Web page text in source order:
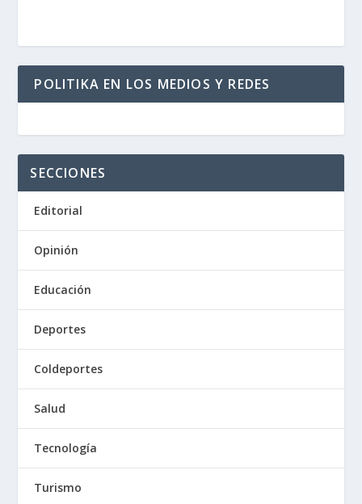
POLITIKA EN LOS MEDIOS Y REDES
SECCIONES
Editorial
Opinión
Educación
Deportes
Coldeportes
Salud
Tecnología
Turismo